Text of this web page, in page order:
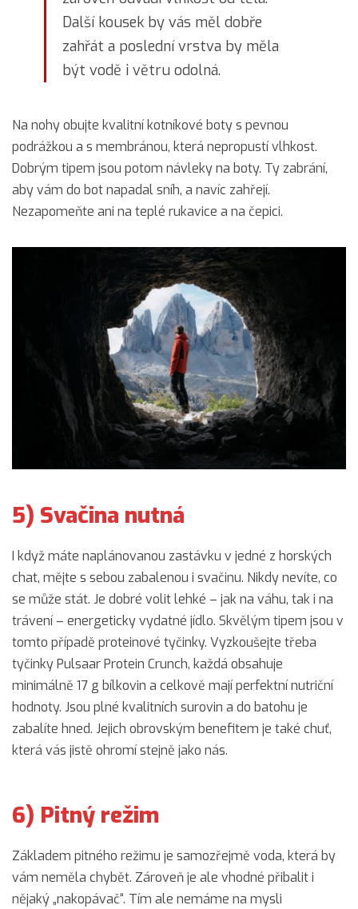
Další kousek by vás měl dobře
zahřát a poslední vrstva by měla
být vodě i větru odolná.
Na nohy obujte kvalitní kotníkové boty s pevnou
podrážkou a s membránou, která nepropustí vlhkost.
Dobrým tipem jsou potom návleky na boty. Ty zabrání,
aby vám do bot napadal sníh, a navíc zahřejí.
Nezapomeňte ani na teplé rukavice a na čepici.
5) Svačina nutná
I když máte naplánovanou zastávku v jedné z horských
chat, mějte s sebou zabalenou i svačinu. Nikdy nevíte, co
se může stát. Je dobré volit lehké – jak na váhu, tak i na
trávení – energeticky vydatné jídlo. Skvělým tipem jsou v
tomto případě proteinové tyčinky. Vyzkoušejte třeba
tyčinky Pulsaar Protein Crunch, každá obsahuje
minimálně 17 g bílkovin a celkově mají perfektní nutriční
hodnoty. Jsou plné kvalitních surovin a do batohu je
zabalíte hned. Jejich obrovským benefitem je také chuť,
která vás jistě ohromí stejně jako nás.
6) Pitný režim
Základem pitného režimu je samozřejmě voda, která by
vám neměla chybět. Zároveň je ale vhodné přibalit i
nějaký „nakopávač“. Tím ale nemáme na mysli